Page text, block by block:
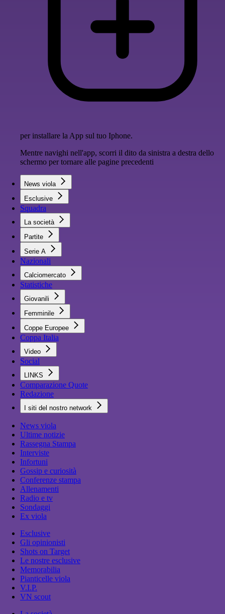
per installare la App sul tuo Iphone.
Mentre navighi nell'app, scorri il dito da sinistra a destra dello
schermo per tornare alle pagine precedenti
News viola
Esclusive
Squadra
La società
Partite
Serie A
Nazionali
Calciomercato
Statistiche
Giovanili
Femminile
Coppe Europee
Coppa Italia
Video
Social
LINKS
Comparazione Quote
Redazione
I siti del nostro network
News viola
Ultime notizie
Rassegna Stampa
Interviste
Infortuni
Gossip e curiosità
Conferenze stampa
Allenamenti
Radio e tv
Sondaggi
Ex viola
Esclusive
Gli opinionisti
Shots on Target
Le nostre esclusive
Memorabilia
Pianticelle viola
V.I.P.
VN scout